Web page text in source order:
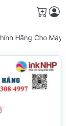
Giỏ
Hãng Cho